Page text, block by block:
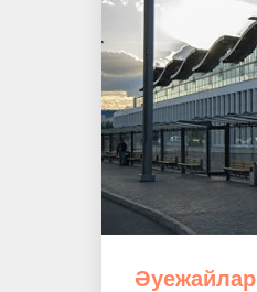
Әуежайлар